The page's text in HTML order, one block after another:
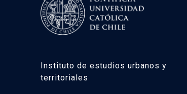
Instituto de estudios urbanos y
territoriales